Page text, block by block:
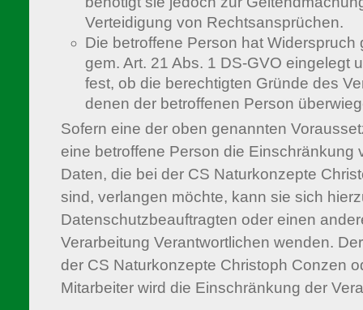
Verteidigung von Rechtsansprüchen.
Die betroffene Person hat Widerspruch
gem. Art. 21 Abs. 1 DS-GVO eingelegt
fest, ob die berechtigten Gründe des
denen der betroffenen Person
Sofern eine der oben genannten
eine betroffene Person die
Daten, die bei der CS Naturkonzepte
sind, verlangen möchte, kann sie sich
Datenschutzbeauftragten oder einen
Verarbeitung Verantwortlichen wenden.
der CS Naturkonzepte Christoph Conzen
Mitarbeiter wird die Einschränkung der